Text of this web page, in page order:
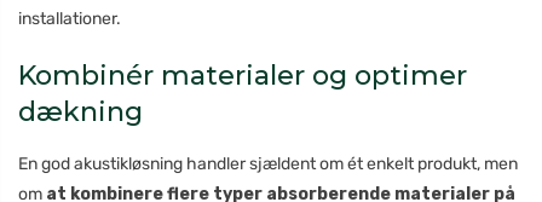
installationer.
Kombinér materialer og optimer
dækning
En god akustikløsning handler sjældent om ét enkelt produkt, men
om at kombinere flere typer absorberende materialer på